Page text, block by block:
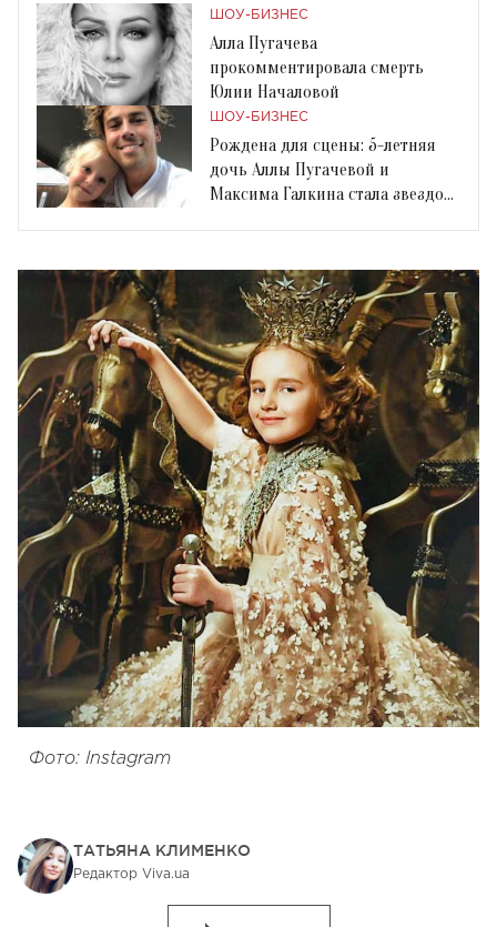
ШОУ-БИЗНЕС
Алла Пугачева
прокомментировала смерть
Юлии Началовой
ШОУ-БИЗНЕС
Рождена для сцены: 5-летняя
дочь Аллы Пугачевой и
Максима Галкина стала звездой
Фото: Instagram
ТАТЬЯНА КЛИМЕНКО
Редактор Viva.ua